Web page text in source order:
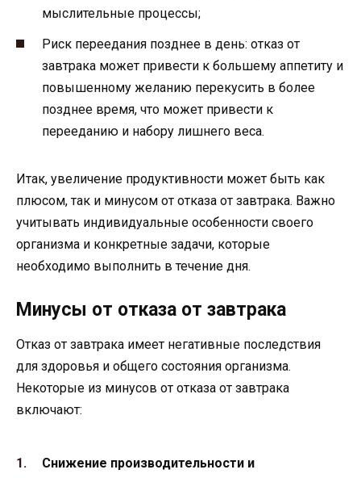
мыслительные процессы;
Риск переедания позднее в день: отказ от
завтрака может привести к большему аппетиту и
повышенному желанию перекусить в более
позднее время, что может привести к
перееданию и набору лишнего веса.
Итак, увеличение продуктивности может быть как
плюсом, так и минусом от отказа от завтрака. Важно
учитывать индивидуальные особенности своего
организма и конкретные задачи, которые
необходимо выполнить в течение дня.
Минусы от отказа от завтрака
Отказ от завтрака имеет негативные последствия
для здоровья и общего состояния организма.
Некоторые из минусов от отказа от завтрака
включают:
Снижение производительности и